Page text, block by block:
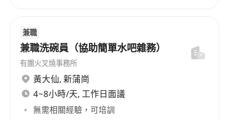
兼職
兼職洗碗員（協助簡單水吧雜務）
有團火叉燒事務所
黃大仙, 新蒲崗
4~8小時/天, 工作日面議
無需相關經驗，可培訓